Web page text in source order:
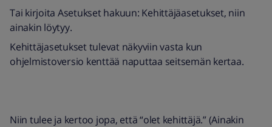
Tai kirjoita Asetukset hakuun: Kehittäjäasetukset, niin
ainakin löytyy.
Kehittäjasetukset tulevat näkyviin vasta kun
ohjelmistoversio kenttää naputtaa seitsemän kertaa.
Niin tulee ja kertoo jopa, että “olet kehittäjä.” (Ainakin